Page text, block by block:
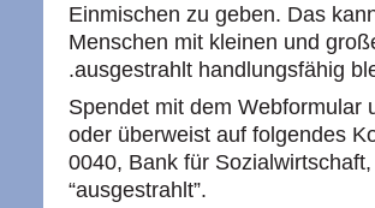
Einmischen zu geben. Das
Menschen mit kleinen und
.ausgestrahlt handlungsfähig
Spendet mit dem Webformular
oder überweist auf folgendes
0040, Bank für
“ausgestrahlt”.